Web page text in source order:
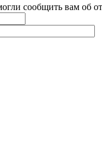
сообщить вам об